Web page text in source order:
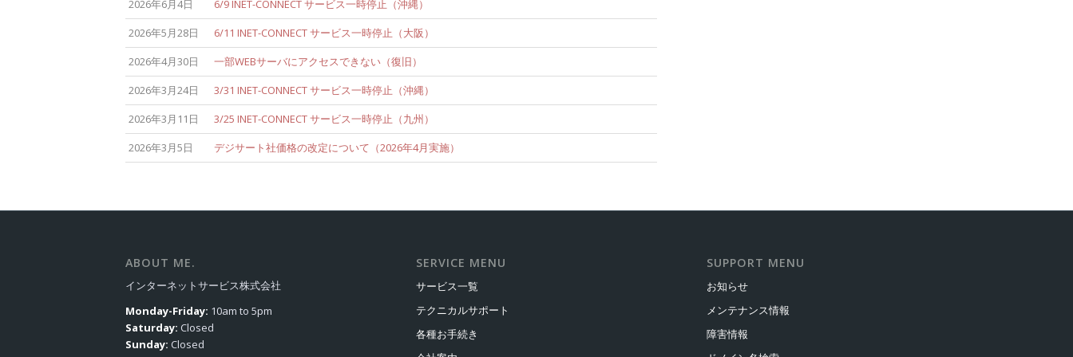
2026年6月4日
6/9 INET-CONNECT サービス一時停止（沖縄）
2026年5月28日
6/11 INET-CONNECT サービス一時停止（大阪）
2026年4月30日
一部WEBサーバにアクセスできない（復旧）
2026年3月24日
3/31 INET-CONNECT サービス一時停止（沖縄）
2026年3月11日
3/25 INET-CONNECT サービス一時停止（九州）
2026年3月5日
デジサート社価格の改定について（2026年4月実施）
ABOUT ME.
インターネットサービス株式会社
Monday-Friday: 10am to 5pm
Saturday: Closed
Sunday: Closed
SERVICE MENU
サービス一覧
テクニカルサポート
各種お手続き
SUPPORT MENU
お知らせ
メンテナンス情報
障害情報